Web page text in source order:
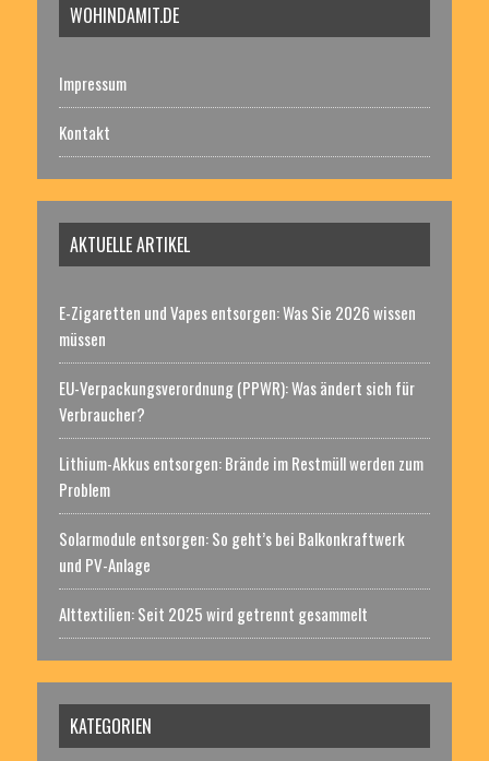
WOHINDAMIT.DE
Impressum
Kontakt
AKTUELLE ARTIKEL
E-Zigaretten und Vapes entsorgen: Was Sie 2026 wissen
müssen
EU-Verpackungsverordnung (PPWR): Was ändert sich für
Verbraucher?
Lithium-Akkus entsorgen: Brände im Restmüll werden zum
Problem
Solarmodule entsorgen: So geht’s bei Balkonkraftwerk
und PV-Anlage
Alttextilien: Seit 2025 wird getrennt gesammelt
KATEGORIEN